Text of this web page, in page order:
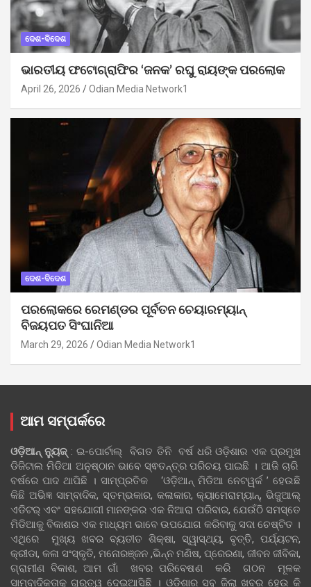
ଦେଶ-ବିଦେଶ
ଭାରତୀୟ ଫଟୋଗ୍ରାଫିର ‘ଜନକ’ ରଘୁ ରାୟଙ୍କ ପରଲୋକ
April 26, 2026 Odian Media Network1
ଦେଶ-ବିଦେଶ
ପରଲୋକରେ ରେମଣ୍ଡର ପୂର୍ବତନ ଚେୟାରମ୍ୟାନ୍
ବିଜୟପତ ସିଂଘାନିଆ
March 29, 2026 Odian Media Network1
ଆମ ସମ୍ପର୍କରେ
ଓଡ଼ିଆନ୍‍ ନ୍ୟୁଜ୍‍: ଇ-ପୋର୍ଟାଲ୍ ବିଗତ ତିନି ବର୍ଷ ଧରି ଓଡ଼ିଶାର ଏକ ପ୍ରମୁଖ
ଡିଜିଟାଲ ମିଡିଆ ଅନୁଷ୍ଠାନ ଭାବେ ସ୍ଵତନ୍ତ୍ର ପରିଚୟ ପାଇଛି । ଆଜି ଚାରି
ବର୍ଷରେ ପାଦ ଥାପିଛି । ସାମ୍ପ୍ରତିକ ‘ଓଡ଼ିଆନ୍‍ ମିଡିଆ ନେଟୱର୍କ ’ ହେଉଛି
କିଛି ଅଭିଜ୍ଞ ସାମ୍ବାଦିକ, ସ୍ତମ୍ଭକାର, କଳାକାର, କ୍ୟାମେରାମ୍ୟାନ୍, ଭିଜୁଆଲ୍
ଏଡିଟର୍ ଏବଂ ସହଯୋଗୀ ମାନଙ୍କର ଏକ ନିଆରା ପରିବାର, ଯେଉଁଠି ସମସ୍ତେ
ମିଡିଆକୁ ବିକାଶର ଏକ ମାଧ୍ୟମ ଭାବେ ଉପଯୋଗ କରିବାକୁ ସଦା ଚେଷ୍ଟିତ ।
ଏଥିରେ ମୁଖ୍ୟ ଖବର ବ୍ୟତୀତ ଶିକ୍ଷା, ସ୍ୱାସ୍ଥ୍ୟ, ବୃତ୍ତି, ପର୍ଯ୍ୟଟନ,
କ୍ରୀଡା, କଳା ସଂସ୍କୃତି, ମନୋରଞ୍ଜନ ,ଭିନ୍ନ ମଣିଷ, ପ୍ରେରଣା, ଜୀବନ ଜୀବିକା,
ଗ୍ରାମୀଣ ବିକାଶ, ଆମ ଗାଁ ଖବର ପରିବେଷଣ କରି ଗଠନ ମୂଳକ
ସାମ୍ବାଦିକତାକୁ ଗୁରୁତ୍ୱ ଦେଇଆସିଛି । ଓଡ଼ିଶାର ସବୁ ଜିଲା ଖବର ହେଉ କି